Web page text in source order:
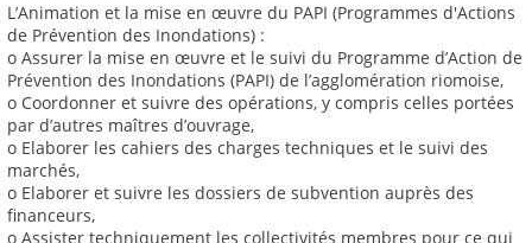
L’Animation et la mise en œuvre du PAPI (Programmes d'Actions
de Prévention des Inondations) :
o Assurer la mise en œuvre et le suivi du Programme d’Action de
Prévention des Inondations (PAPI) de l’agglomération riomoise,
o Coordonner et suivre des opérations, y compris celles portées
par d’autres maîtres d’ouvrage,
o Elaborer les cahiers des charges techniques et le suivi des
marchés,
o Elaborer et suivre les dossiers de subvention auprès des
financeurs,
o Assister techniquement les collectivités membres pour ce qui